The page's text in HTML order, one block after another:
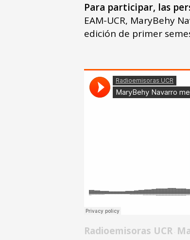
Para participar, las
EAM-UCR, MaryBehy
edición de primer
Radioemisoras UCR ·